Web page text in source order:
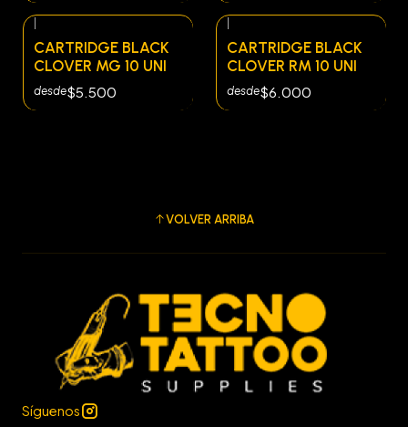
|
CARTRIDGE BLACK
CLOVER MG 10 UNI
desde$5.500
|
CARTRIDGE BLACK
CLOVER RM 10 UNI
desde$6.000
VOLVER ARRIBA
Síguenos